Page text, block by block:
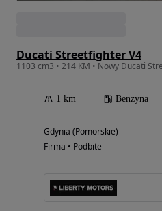
Ducati Streetfighter V4
1 km Benzyna
Gdynia (Pomorskie)
Firma • Podbite